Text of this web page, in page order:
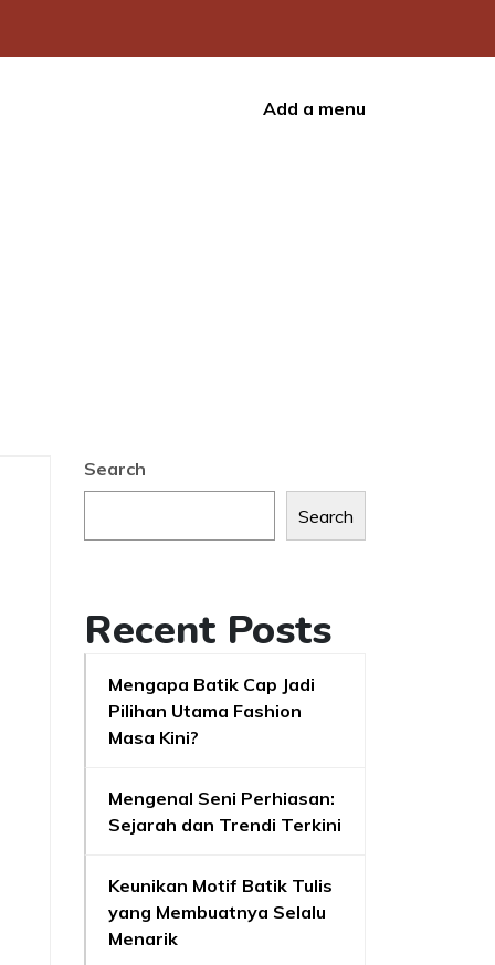
Add a menu
Search
Search
Recent Posts
Mengapa Batik Cap Jadi
Pilihan Utama Fashion
Masa Kini?
Mengenal Seni Perhiasan:
Sejarah dan Trendi Terkini
Keunikan Motif Batik Tulis
yang Membuatnya Selalu
Menarik